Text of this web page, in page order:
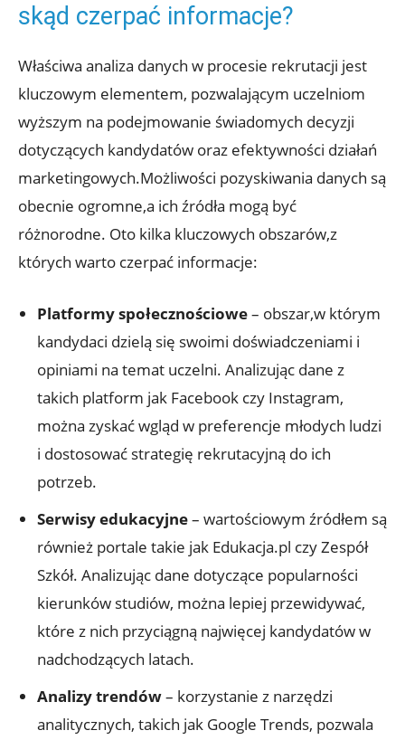
skąd czerpać informacje?
Właściwa analiza danych w procesie rekrutacji jest
kluczowym elementem, pozwalającym uczelniom
wyższym na podejmowanie świadomych decyzji
dotyczących kandydatów oraz efektywności działań
marketingowych.Możliwości pozyskiwania danych są
obecnie ogromne,a ich źródła mogą być
różnorodne. Oto kilka kluczowych obszarów,z
których warto czerpać informacje:
Platformy społecznościowe– obszar,w którym
kandydaci dzielą się swoimi doświadczeniami i
opiniami na temat uczelni. Analizując dane z
takich platform jak Facebook czy Instagram,
można zyskać wgląd w preferencje młodych ludzi
i dostosować strategię rekrutacyjną do ich
potrzeb.
Serwisy edukacyjne– wartościowym źródłem są
również portale takie jak Edukacja.pl czy Zespół
Szkół. Analizując dane dotyczące popularności
kierunków studiów, można lepiej przewidywać,
które z nich przyciągną najwięcej kandydatów w
nadchodzących latach.
Analizy trendów– korzystanie z narzędzi
analitycznych, takich jak Google Trends, pozwala